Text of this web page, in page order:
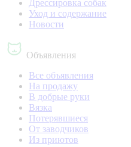
Дрессировка собак
Уход и содержание
Новости
Объявления
Все объявления
На продажу
В добрые руки
Вязка
Потерявшиеся
От заводчиков
Из приютов